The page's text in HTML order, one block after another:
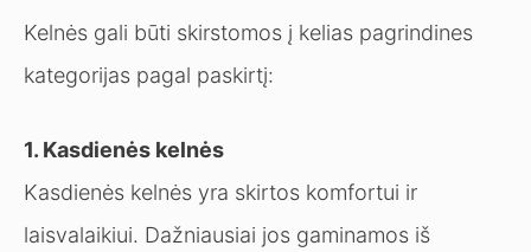
Kelnės gali būti skirstomos į kelias pagrindines
kategorijas pagal paskirtį:
1. Kasdienės kelnės
Kasdienės kelnės yra skirtos komfortui ir
laisvalaikiui. Dažniausiai jos gaminamos iš